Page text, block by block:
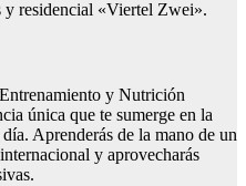
y residencial «Viertel Zwei».
y Nutrición
única que te sumerge en la
Aprenderás de la mano de un
y aprovecharás